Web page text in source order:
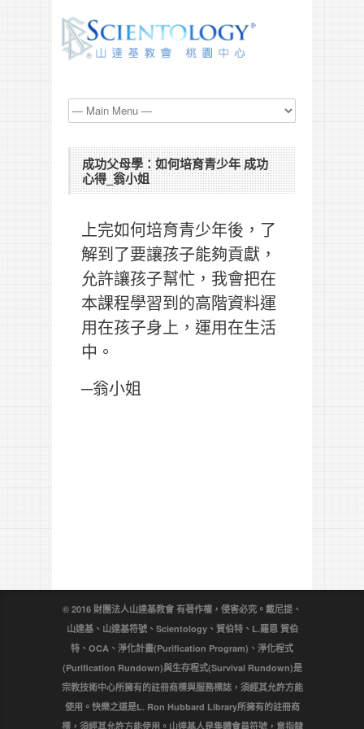
成功父母學：如何培育青少年 成功
心得_翁小姐
上完如何培育青少年後，了
解到了要讓孩子能夠貢獻，
允許讓孩子幫忙，我會把在
本課程學習到的高階資料運
用在孩子身上，運用在生活
中。
─翁小姐
© 2016 財團法人山達基教會 有著作權，侵害必究。戴尼提、
山達基、山達基符號、Scientology、賀伯特、L.羅恩 賀伯
特、OCA、淨化計畫(Purification Program)、淨化程式
(Purification Rundown)與生存程式(Survival Rundown)是
宗教技術中心所擁有的註冊商標與服務標誌，須經其允許方能
使用。快樂之道是L. Ron Hubbard Library所擁有的註冊商
標，須經其允許方能使用。山達基人是集體會員符號，意指隸